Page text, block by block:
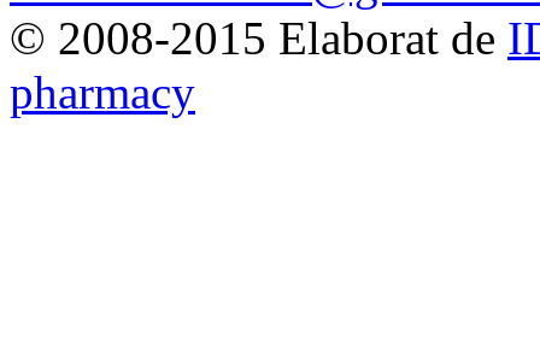
© 2008-2015 Elaborat de
pharmacy